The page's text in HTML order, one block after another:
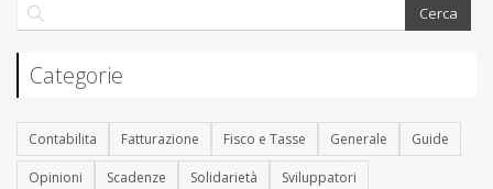
Categorie
Contabilita Fatturazione Fisco e Tasse Generale Guide
Opinioni Scadenze Solidarietà Sviluppatori